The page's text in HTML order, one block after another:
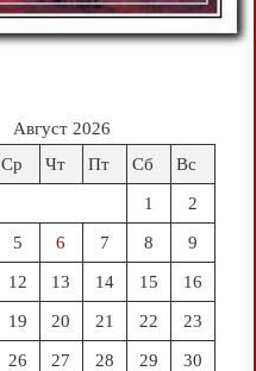
Август 2026
Ср Чт Пт Сб Вс
1 2
5 6 7 8 9
12 13 14 15 16
19 20 21 22 23
26 27 28 29 30